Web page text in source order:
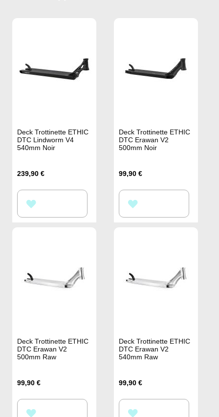
Deck Trottinette ETHIC
DTC Lindworm V4
540mm Noir
239,90 €
À
Deck Trottinette ETHIC
DTC Erawan V2
500mm Noir
99,90 €
À
Deck Trottinette ETHIC
DTC Erawan V2
500mm Raw
99,90 €
Deck Trottinette ETHIC
DTC Erawan V2
540mm Raw
99,90 €